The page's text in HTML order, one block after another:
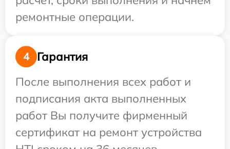
ремонтные операции.
4
Гарантия
После выполнения всех работ и
подписания акта выполненных
работ Вы получите фирменный
сертификат на ремонт устройства